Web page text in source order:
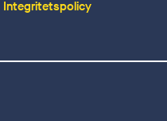
Integritetspolicy